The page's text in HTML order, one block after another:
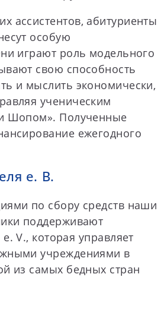
ассистентов, абитуриенты
особую
играют роль модельного
свою способность
и мыслить экономически,
ученическим
Шопом». Полученные
ежегодного
е. В.
по сбору средств наши
поддерживают
V., которая управляет
учреждениями в
из самых бедных стран